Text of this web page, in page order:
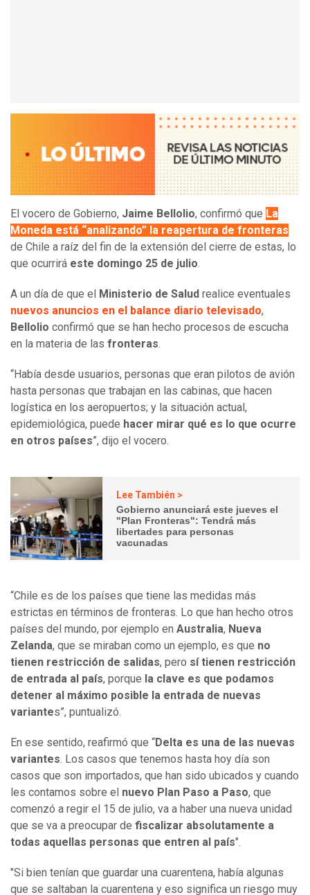
El vocero de Gobierno, Jaime Bellolio, confirmó que La
Moneda está “analizando” la reapertura de fronteras
de Chile a raíz del fin de la extensión del cierre de estas, lo
que ocurrirá este domingo 25 de julio.
A un día de que el Ministerio de Salud realice eventuales
nuevos anuncios en el balance diario televisado,
Bellolio confirmó que se han hecho procesos de escucha
en la materia de las fronteras.
“Había desde usuarios, personas que eran pilotos de avión
hasta personas que trabajan en las cabinas, que hacen
logística en los aeropuertos; y la situación actual,
epidemiológica, puede hacer mirar qué es lo que ocurre
en otros países”, dijo el vocero.
Lee También >
Gobierno anunciará este jueves el
"Plan Fronteras": Tendrá más
libertades para personas
vacunadas
“Chile es de los países que tiene las medidas más
estrictas en términos de fronteras. Lo que han hecho otros
países del mundo, por ejemplo en Australia, Nueva
Zelanda, que se miraban como un ejemplo, es que no
tienen restricción de salidas, pero sí tienen restricción
de entrada al país, porque la clave es que podamos
detener al máximo posible la entrada de nuevas
variantes”, puntualizó.
En ese sentido, reafirmó que “Delta es una de las nuevas
variantes. Los casos que tenemos hasta hoy día son
casos que son importados, que han sido ubicados y cuando
les contamos sobre el nuevo Plan Paso a Paso, que
comenzó a regir el 15 de julio, va a haber una nueva unidad
que se va a preocupar de fiscalizar absolutamente a
todas aquellas personas que entren al país".
"Si bien tenían que guardar una cuarentena, había algunas
que se saltaban la cuarentena y eso significa un riesgo muy